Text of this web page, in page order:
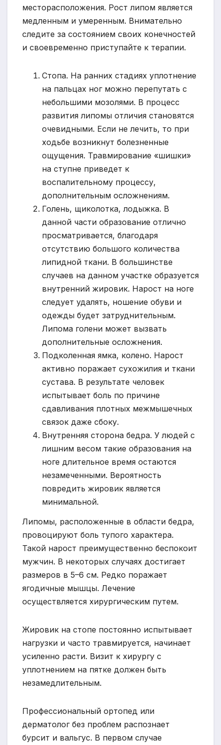
месторасположения. Рост липом является
медленным и умеренным. Внимательно
следите за состоянием своих конечностей
и своевременно приступайте к терапии.
Стопа. На ранних стадиях уплотнение
на пальцах ног можно перепутать с
небольшими мозолями. В процесс
развития липомы отличия становятся
очевидными. Если не лечить, то при
ходьбе возникнут болезненные
ощущения. Травмирование «шишки»
на ступне приведет к
воспалительному процессу,
дополнительным осложнениям.
Голень, щиколотка, лодыжка. В
данной части образование отлично
просматривается, благодаря
отсутствию большого количества
липидной ткани. В большинстве
случаев на данном участке образуется
внутренний жировик. Нарост на ноге
следует удалять, ношение обуви и
одежды будет затруднительным.
Липома голени может вызвать
дополнительные осложнения.
Подколенная ямка, колено. Нарост
активно поражает сухожилия и ткани
сустава. В результате человек
испытывает боль по причине
сдавливания плотных межмышечных
связок даже сбоку.
Внутренняя сторона бедра. У людей с
лишним весом такие образования на
ноге длительное время остаются
незамеченными. Вероятность
повредить жировик является
минимальной.
Липомы, расположенные в области бедра,
провоцируют боль тупого характера.
Такой нарост преимущественно беспокоит
мужчин. В некоторых случаях достигает
размеров в 5–6 см. Редко поражает
ягодичные мышцы. Лечение
осуществляется хирургическим путем.
Жировик на стопе постоянно испытывает
нагрузки и часто травмируется, начинает
усиленно расти. Визит к хирургу с
уплотнением на пятке должен быть
незамедлительным.
Профессиональный ортопед или
дерматолог без проблем распознает
бурсит и вальгус. В первом случае